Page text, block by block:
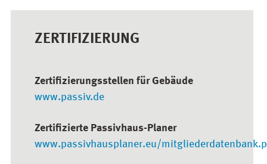
ZERTIFIZIERUNG
Zertifizierungsstellen für Gebäude
www.passiv.de
Zertifizierte Passivhaus-Planer
www.passivhausplaner.eu/